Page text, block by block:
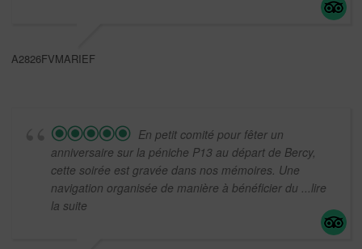
A2826FVMARIEF
En petit comité pour fêter un
anniversaire sur la péniche P13 au départ de Bercy,
cette soirée est gravée dans nos mémoires. Une
navigation organisée de manière à bénéficier du ...lire
la suite